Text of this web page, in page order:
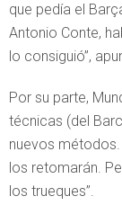
que pedía el
Antonio Conte,
lo consiguió”,
Por su parte,
técnicas (del
nuevos
los retomarán.
los trueques”.